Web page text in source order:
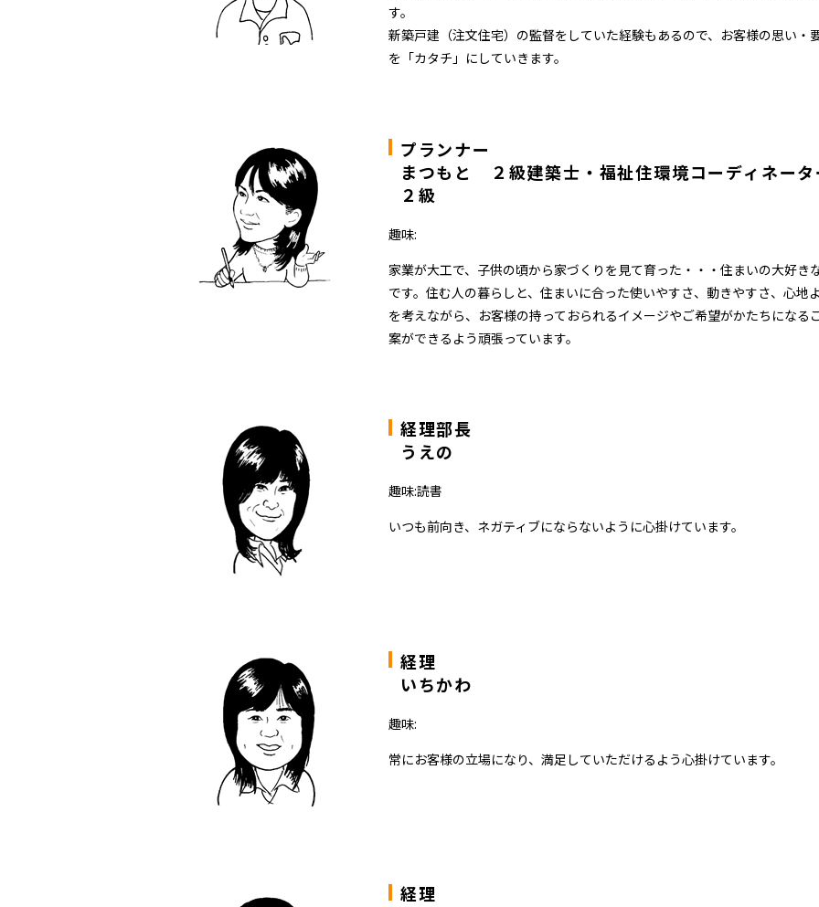
す。
新築戸建（注文住宅）の監督をしていた経験もあるので、お客様の思い・
を「カタチ」にしていきます。
プランナー
まつもと ２級建築士・福祉住環境コーディネー
２級
趣味:
家業が大工で、子供の頃から家づくりを見て育った・・・住まいの大好き
です。住む人の暮らしと、住まいに合った使いやすさ、動きやすさ、心地
を考えながら、お客様の持っておられるイメージやご希望がかたちになる
案ができるよう頑張っています。
経理部長
うえの
趣味:読書
いつも前向き、ネガティブにならないように心掛けています。
経理
いちかわ
趣味:
常にお客様の立場になり、満足していただけるよう心掛けています。
経理